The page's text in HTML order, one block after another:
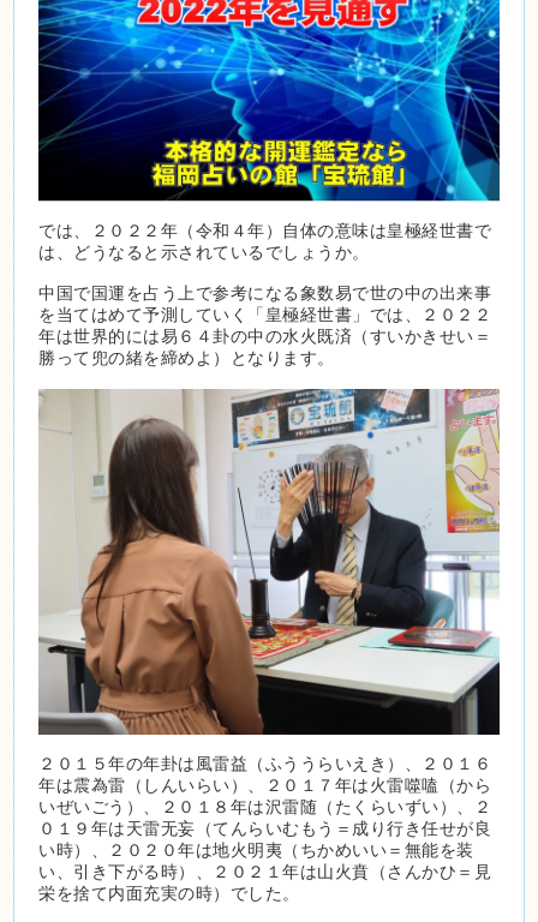
では、２０２２年（令和４年）自体の意味は皇極経世書で
は、どうなると示されているでしょうか。
中国で国運を占う上で参考になる象数易で世の中の出来事
を当てはめて予測していく「皇極経世書」では、２０２２
年は世界的には易６４卦の中の水火既済（すいかきせい＝
勝って兜の緒を締めよ）となります。
２０１５年の年卦は風雷益（ふううらいえき）、２０１６
年は震為雷（しんいらい）、２０１７年は火雷噬嗑（から
いぜいごう）、２０１８年は沢雷随（たくらいずい）、２
０１９年は天雷无妄（てんらいむもう＝成り行き任せが良
い時）、２０２０年は地火明夷（ちかめいい＝無能を装
い、引き下がる時）、２０２１年は山火賁（さんかひ＝見
栄を捨て内面充実の時）でした。